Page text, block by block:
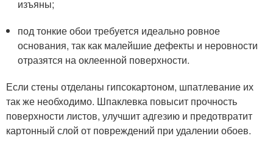
изъяны;
под тонкие обои требуется идеально ровное
основания, так как малейшие дефекты и неровности
отразятся на оклеенной поверхности.
Если стены отделаны гипсокартоном, шпатлевание их
так же необходимо. Шпаклевка повысит прочность
поверхности листов, улучшит адгезию и предотвратит
картонный слой от повреждений при удалении обоев.